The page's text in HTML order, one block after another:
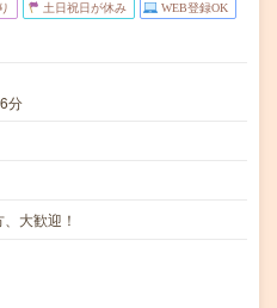
土日祝日が休み WEB登録OK
分
大歓迎！